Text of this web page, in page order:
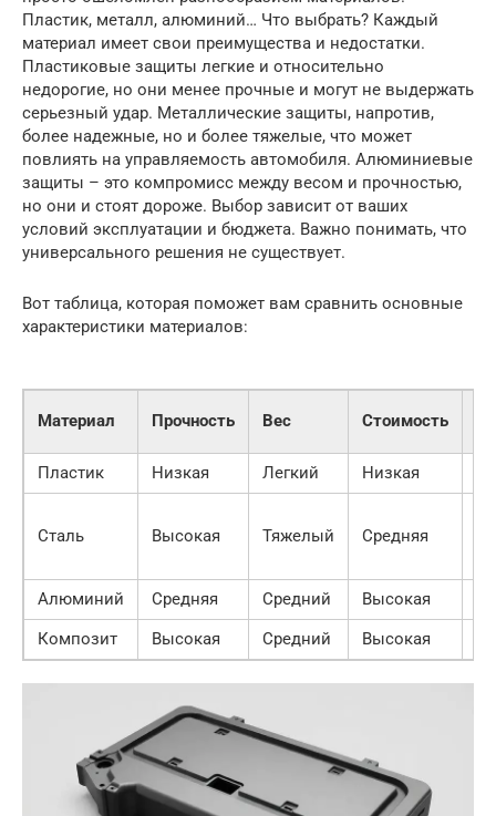
Пластик, металл, алюминий… Что выбрать? Каждый
материал имеет свои преимущества и недостатки.
Пластиковые защиты легкие и относительно
недорогие, но они менее прочные и могут не выдержать
серьезный удар. Металлические защиты, напротив,
более надежные, но и более тяжелые, что может
повлиять на управляемость автомобиля. Алюминиевые
защиты – это компромисс между весом и прочностью,
но они и стоят дороже. Выбор зависит от ваших
условий эксплуатации и бюджета. Важно понимать, что
универсального решения не существует.
Вот таблица, которая поможет вам сравнить основные
характеристики материалов:
Материал Прочность Вес Стоимость
Пластик
Низкая Легкий Низкая
Сталь Высокая Тяжелый Средняя
Алюминий
Средняя Средний Высокая
Композит
Высокая Средний Высокая